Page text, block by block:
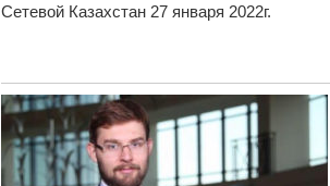
Сетевой Казахстан 27 января 2022г.